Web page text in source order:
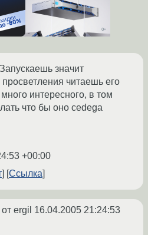
значит
читаешь его
интересного, в том
что бы оно cedega
+00:00
Ссылка
от ergil 16.04.2005 21:24:53